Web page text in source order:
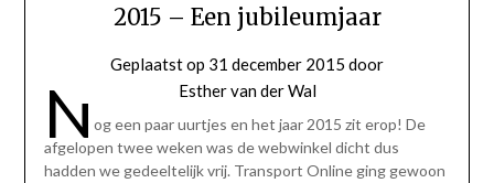
2015 – Een jubileumjaar
Geplaatst op 31 december 2015 door
Esther van der Wal
N og een paar uurtjes en het jaar 2015 zit erop! De
afgelopen twee weken was de webwinkel dicht dus
hadden we gedeeltelijk vrij. Transport Online ging gewoon